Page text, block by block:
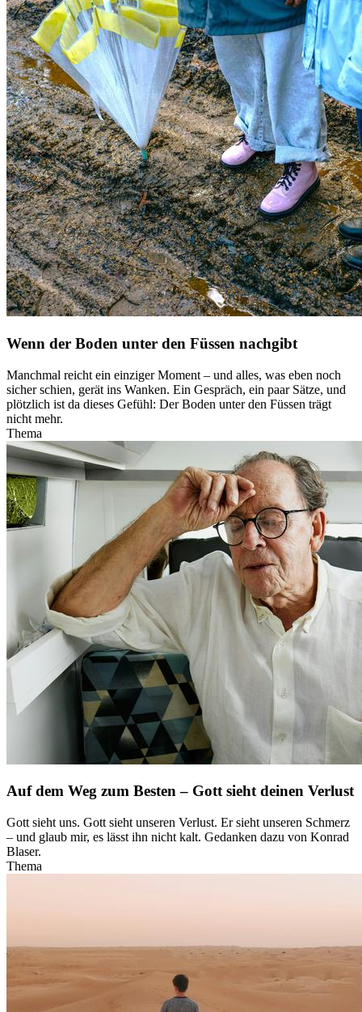
Wenn der Boden unter den Füssen nachgibt
Manchmal reicht ein einziger Moment – und alles, was eben noch
sicher schien, gerät ins Wanken. Ein Gespräch, ein paar Sätze, und
plötzlich ist da dieses Gefühl: Der Boden unter den Füssen trägt
nicht mehr.
Thema
Auf dem Weg zum Besten – Gott sieht deinen Verlust
Gott sieht uns. Gott sieht unseren Verlust. Er sieht unseren Schmerz
– und glaub mir, es lässt ihn nicht kalt. Gedanken dazu von Konrad
Blaser.
Thema